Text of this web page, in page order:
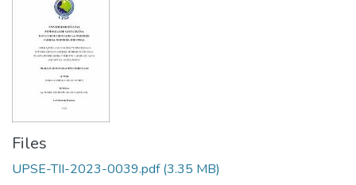
Files
UPSE-TII-2023-0039.pdf(3.35 MB)